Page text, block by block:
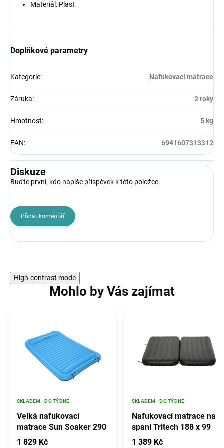
Materiál: Plast
Doplňkové parametry
Kategorie: Nafukovací matrace
Záruka: 2 roky
Hmotnost: 5 kg
EAN: 6941607313312
Diskuze
Buďte první, kdo napíše příspěvek k této položce.
Přidat komentář
High-contrast mode
Mohlo by Vás zajímat
Velká nafukovací
matrace Sun Soaker 290
x 191 cm BESTWAY
SKLADEM - DO TÝDNE
1 829 Kč
Nafukovací matrace na
spaní Tritech 188 x 99
cm
SKLADEM - DO TÝDNE
1 389 Kč